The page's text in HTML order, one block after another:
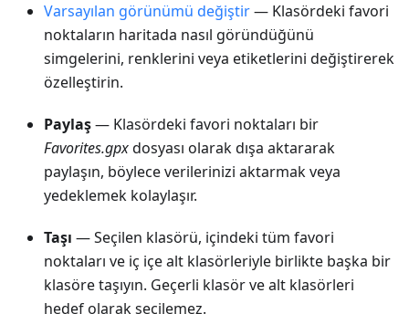
Varsayılan görünümü değiştir— Klasördeki favori
noktaların haritada nasıl göründüğünü
simgelerini, renklerini veya etiketlerini değiştirerek
özelleştirin.
Paylaş— Klasördeki favori noktaları bir
Favorites.gpxdosyası olarak dışa aktararak
paylaşın, böylece verilerinizi aktarmak veya
yedeklemek kolaylaşır.
Taşı — Seçilen klasörü, içindeki tüm favori
noktaları ve iç içe alt klasörleriyle birlikte başka bir
klasöre taşıyın. Geçerli klasör ve alt klasörleri
hedef olarak seçilemez.